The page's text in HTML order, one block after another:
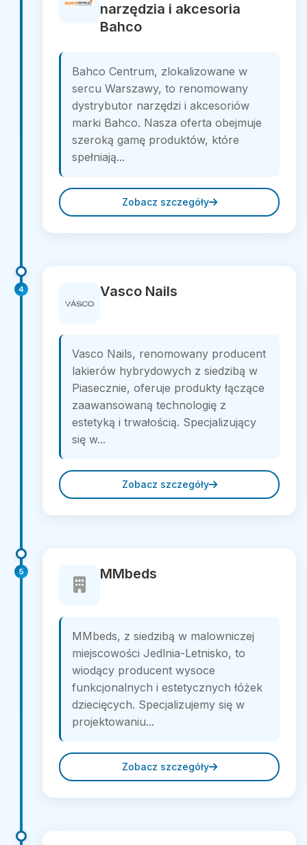
narzędzia i akcesoria
Bahco
Bahco Centrum, zlokalizowane w
sercu Warszawy, to renomowany
dystrybutor narzędzi i akcesoriów
marki Bahco. Nasza oferta obejmuje
szeroką gamę produktów, które
spełniają...
Zobacz szczegóły
4 Vasco Nails
Vasco Nails, renomowany producent
lakierów hybrydowych z siedzibą w
Piasecznie, oferuje produkty łączące
zaawansowaną technologię z
estetyką i trwałością. Specjalizujący
się w...
Zobacz szczegóły
5 MMbeds
MMbeds, z siedzibą w malowniczej
miejscowości Jedlnia-Letnisko, to
wiodący producent wysoce
funkcjonalnych i estetycznych łóżek
dziecięcych. Specjalizujemy się w
projektowaniu...
Zobacz szczegóły